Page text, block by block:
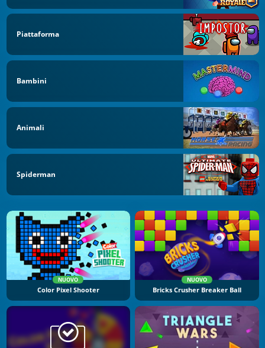
Piattaforma
Bambini
Animali
Spiderman
NUOVO
Color Pixel Shooter
NUOVO
Bricks Crusher Breaker Ball